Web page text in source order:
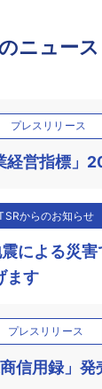
ニュー
プレスリリース
経営指標」
からのお知らせ
による災
ます
プレスリリース
信用録」発